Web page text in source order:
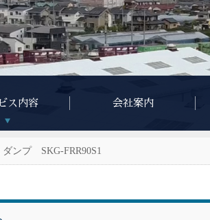
ス内容 会社案内
ンプ SKG-FRR90S1